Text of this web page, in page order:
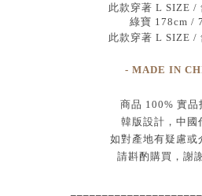
此款穿著 L SIZE /
綠寶 178cm /
此款穿著 L SIZE /
- MADE IN
商品 100% 實品
韓版設計，中國
如對產地有疑慮或
請斟酌購買， 謝